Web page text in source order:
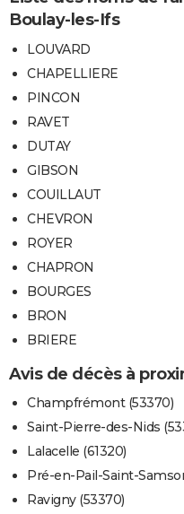
Boulay-les-Ifs
LOUVARD
CHAPELLIERE
PINCON
RAVET
DUTAY
GIBSON
COUILLAUT
CHEVRON
ROYER
CHAPRON
BOURGES
BRON
BRIERE
Avis de décès à
Champfrémont (53370)
Saint-Pierre-des-Nids
Lalacelle (61320)
Pré-en-Pail-Saint-
Ravigny (53370)